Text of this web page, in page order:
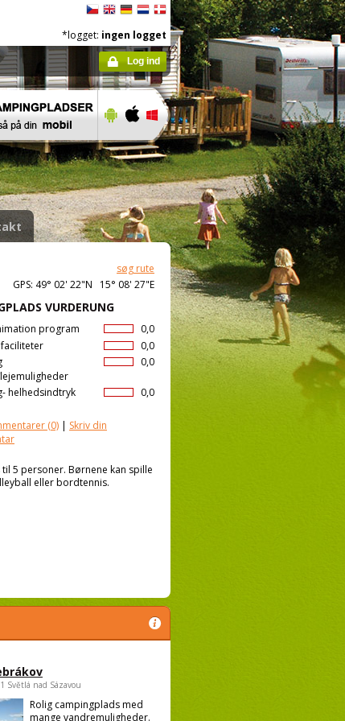
*logget: ingen logget
Log ind
søg rute
GPS: 49° 02' 22"N 15° 08' 27"E
VURDERUNG
0,0
program
0,0
0,0
0,0
helhedsindtryk
(0) | Skriv din
5 personer. Børnene kan spille
eller bordtennis.
Světlá nad Sázavou
Rolig campingplads med
mange vandremuligheder.